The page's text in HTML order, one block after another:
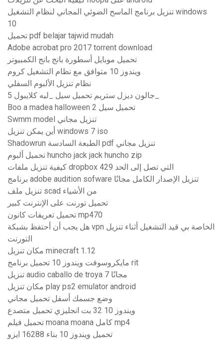
تنزيل برنامج الماسح الضوئي المجاني لنظام التشغيل windows
10
تحميل pdf belajar tajwid mudah
Adobe acrobat pro 2017 torrent download
تحميل موبايل أسطورة بانج بانج الكمبيوتر
ويندوز 10 متوافق مع نظام التشغيل كروم
نظام تنزيل الألبوم السفلي
Boo a madea halloween 2 تحميل سيل
Swmm model تنزيل مجاني
أين يمكن تنزيل windows 7 iso
Shadowrun الطبعة السادسة pdf تنزيل مجاني
تحميل ألبوم huncho jack jack huncho zip
كيفية تنزيل ملفات dropbox التي تصل إلى الحد 429
برنامج adobe audition sofware تنزيل الإصدار الكامل مجانًا
تنزيل ملف scad من الأشياء
تحميل تورنت على الإنترنت كبير
تحميل تعريفات كانون mp470
هل يجب أن أحتفظ بشبكة vpn الخاصة بي قيد التشغيل أثناء تنزيل
التورنت
مكان تنزيل minecraft 1.12
مايكروسوفت ويندوز 10 تحميل برنامج rit
تنزيل audio caballo de troya 7 مجانًا
مكان تنزيل play ps2 emulator android
وضع جسمك أسفل تحميل مجاني
ويندوز 10 32 بت انجليزي تحميل متصدع
تحميل فيلم moana moana كامل mp4
تحميل ويندوز 10 بناء 16288 ايزو